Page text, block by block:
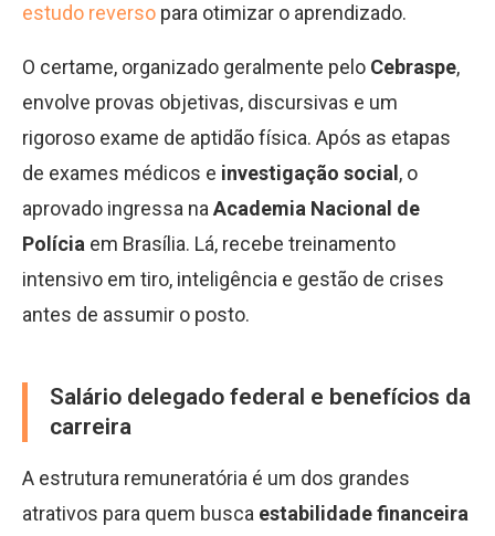
estudo reverso para otimizar o aprendizado.
O certame, organizado geralmente pelo Cebraspe,
envolve provas objetivas, discursivas e um
rigoroso exame de aptidão física. Após as etapas
de exames médicos e investigação social , o
aprovado ingressa na Academia Nacional de
Polícia em Brasília. Lá, recebe treinamento
intensivo em tiro, inteligência e gestão de crises
antes de assumir o posto.
Salário delegado federal e benefícios da
carreira
A estrutura remuneratória é um dos grandes
atrativos para quem busca estabilidade financeira